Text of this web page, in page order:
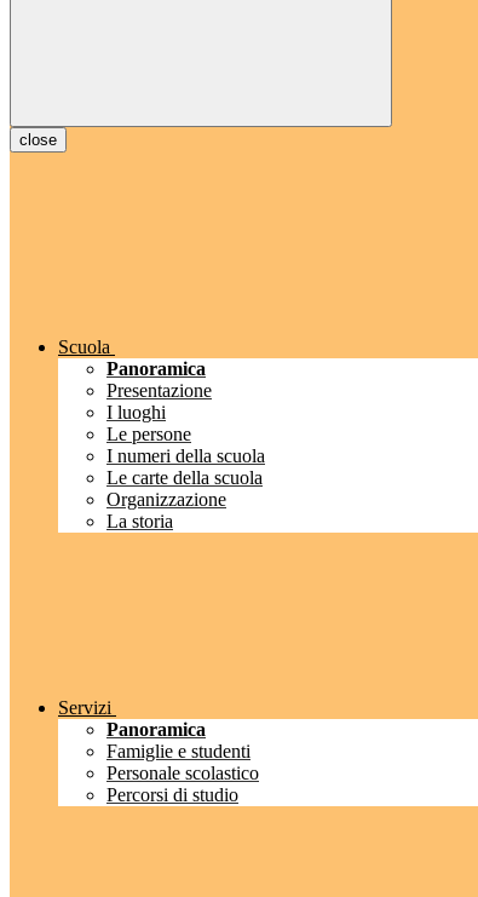
close
Scuola
Panoramica
Presentazione
I luoghi
Le persone
I numeri della scuola
Le carte della scuola
Organizzazione
La storia
Servizi
Panoramica
Famiglie e studenti
Personale scolastico
Percorsi di studio